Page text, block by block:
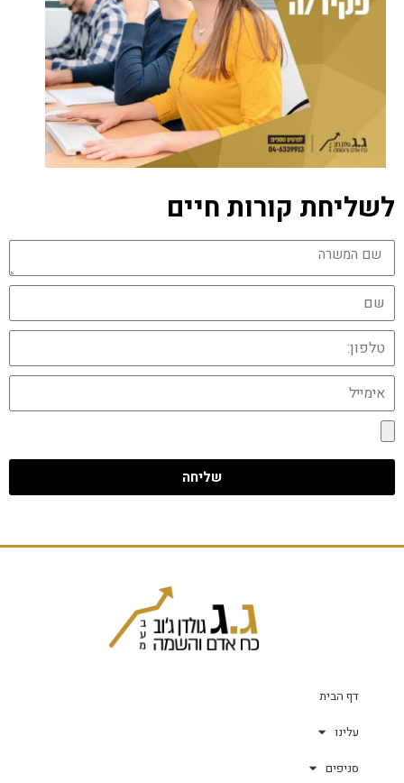
לשליחת קורות חיים
שליחה
דף הבית
עלינו
סניפים